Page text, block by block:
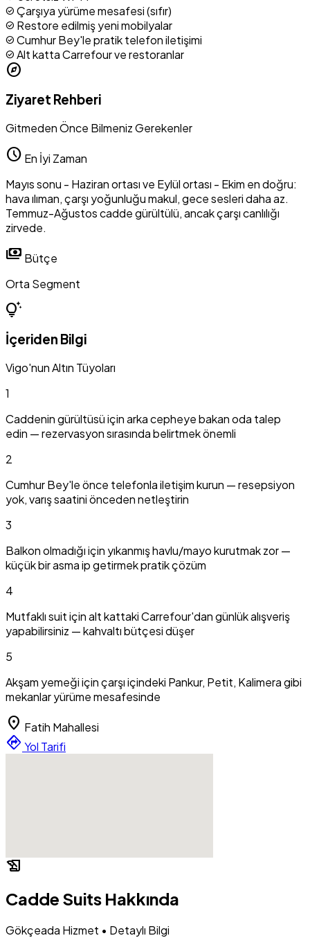
check_circle Çarşıya yürüme mesafesi (sıfır)
check_circle Restore edilmiş yeni mobilyalar
check_circle Cumhur Bey'le pratik telefon iletişimi
check_circle Alt katta Carrefour ve restoranlar
explore
Ziyaret Rehberi
Gitmeden Önce Bilmeniz Gerekenler
schedule En İyi Zaman
Mayıs sonu - Haziran ortası ve Eylül ortası - Ekim en doğru:
hava ılıman, çarşı yoğunluğu makul, gece sesleri daha az.
Temmuz-Ağustos cadde gürültülü, ancak çarşı canlılığı
zirvede.
payments Bütçe
Orta Segment
tips_and_updates
İçeriden Bilgi
Vigo'nun Altın Tüyoları
1
Caddenin gürültüsü için arka cepheye bakan oda talep
edin — rezervasyon sırasında belirtmek önemli
2
Cumhur Bey'le önce telefonla iletişim kurun — resepsiyon
yok, varış saatini önceden netleştirin
3
Balkon olmadığı için yıkanmış havlu/mayo kurutmak zor —
küçük bir asma ip getirmek pratik çözüm
4
Mutfaklı suit için alt kattaki Carrefour'dan günlük alışveriş
yapabilirsiniz — kahvaltı bütçesi düşer
5
Akşam yemeği için çarşı içindeki Pankur, Petit, Kalimera gibi
mekanlar yürüme mesafesinde
location_on Fatih Mahallesi
directions Yol Tarifi
history_edu
Cadde Suits Hakkında
Gökçeada Hizmet • Detaylı Bilgi